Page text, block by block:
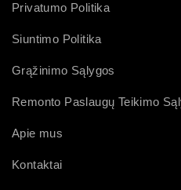
Privatumo Politika
Siuntimo Politika
Grąžinimo Sąlygos
Remonto Paslaugų Teikimo
Apie mus
Kontaktai